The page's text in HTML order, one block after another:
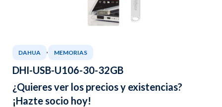
DAHUA , MEMORIAS
DHI-USB-U106-30-32GB
¿Quieres ver los precios y existencias?
¡Hazte socio hoy!